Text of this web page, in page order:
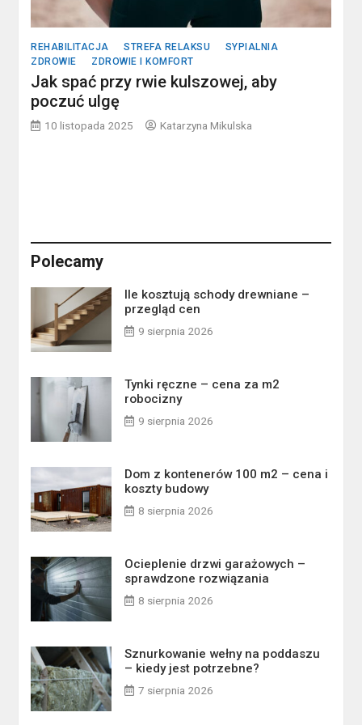
REHABILITACJA STREFA RELAKSU
SYPIALNIA
ZDROWIE
ZDROWIE I KOMFORT
Jak spać przy rwie kulszowej, aby
poczuć ulgę
10 listopada 2025 Katarzyna Mikulska
Polecamy
Ile kosztują schody drewniane –
przegląd cen
9 sierpnia 2026
Tynki ręczne – cena za m2
robocizny
9 sierpnia 2026
Dom z kontenerów 100 m2 – cena i
koszty budowy
8 sierpnia 2026
Ocieplenie drzwi garażowych –
sprawdzone rozwiązania
8 sierpnia 2026
Sznurkowanie wełny na poddaszu
– kiedy jest potrzebne?
7 sierpnia 2026